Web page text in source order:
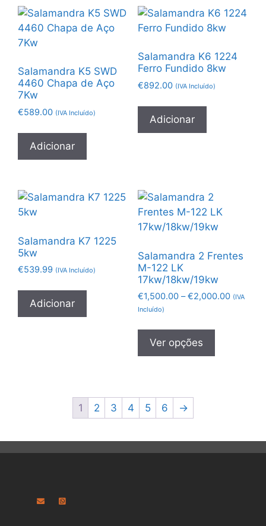
Salamandra K5 SWD
4460 Chapa de Aço
7Kw
€589.00 (IVA Incluído)
Adicionar
Salamandra K6 1224
Ferro Fundido 8kw
€892.00 (IVA Incluído)
Adicionar
Salamandra K7 1225
5kw
€539.99 (IVA Incluído)
Adicionar
Salamandra 2 Frentes
M-122 LK
17kw/18kw/19kw
€1,500.00 – €2,000.00 (IVA
Incluído)
Ver opções
1 2 3 4 5 6 →